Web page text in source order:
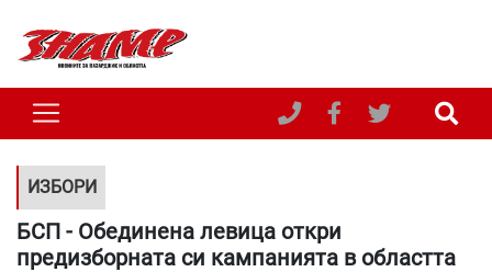
ИЗБОРИ
БСП - Обединена левица откри
предизборната си кампанията в областта